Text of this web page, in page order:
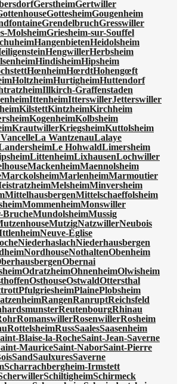
GerstheimGertwiller
GottesheimGougenheim
GrendelbruchGresswiller
MolsheimGriesheim-sur-Souffel
HangenbietenHeidolsheim
HengwillerHerbsheim
HindisheimHipsheim
HœnheimHœrdtHohengœft
HoltzheimHurtigheimHuttendorf
Illkirch-Graffenstaden
IttenheimItterswillerJetterswiller
KilstettKintzheimKirchheim
KogenheimKolbsheim
KrautwillerKriegsheimKuttolsheim
La WantzenauLalaye
Le HohwaldLimersheim
LittenheimLixhausenLochwiller
MackenheimMaennolsheim
MarckolsheimMarlenheimMarmoutier
MelsheimMinversheim
MittelhausbergenMittelschaeffolsheim
MommenheimMonswiller
BrucheMundolsheimMussig
MutzigNatzwillerNeubois
Neuve-Église
NiederhaslachNiederhausbergen
NordhouseNothaltenObenheim
Obernai
OdratzheimOhnenheimOlwisheim
OsthouseOstwaldOttersthal
PfulgriesheimPlainePlobsheim
RangenRanruptReichsfeld
ReutenbourgRhinau
RomanswillerRosenwillerRosheim
RottelsheimRussSaalesSaasenheim
Blaise-la-RocheSaint-Jean-Saverne
MauriceSaint-NaborSaint-Pierre
SandSaulxuresSaverne
Scharrachbergheim-Irmstett
SchiltigheimSchirmeck